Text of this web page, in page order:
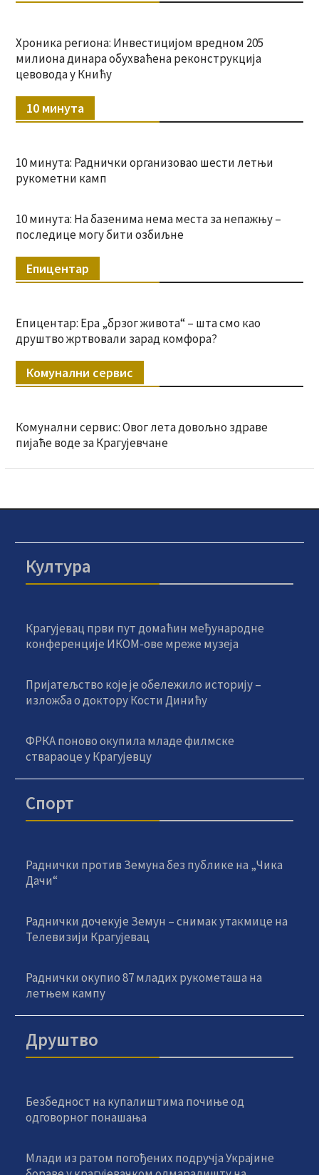
Хроника региона: Инвестицијом вредном 205
милиона динара обухваћена реконструкција
цевовода у Книћу
10 минута
10 минута: Раднички организовао шести летњи
рукометни камп
10 минута: На базенима нема места за непажњу –
последице могу бити озбиљне
Епицентар
Епицентар: Ера „брзог живота“ – шта смо као
друштво жртвовали зарад комфора?
Комунални сервис
Комунални сервис: Овог лета довољно здраве
пијаће воде за Крагујевчане
Култура
Крагујевац први пут домаћин међународне
конференције ИКОМ-ове мреже музеја
Пријатељство које је обележило историју –
изложба о доктору Кости Динићу
ФРКА поново окупила младе филмске
ствараоце у Крагујевцу
Спорт
Раднички против Земуна без публике на „Чика
Дачи“
Раднички дочекује Земун – снимак утакмице на
Телевизији Крагујевац
Раднички окупио 87 младих рукометаша на
летњем кампу
Друштво
Безбедност на купалиштима почиње од
одговорног понашања
Млади из ратом погођених подручја Украјине